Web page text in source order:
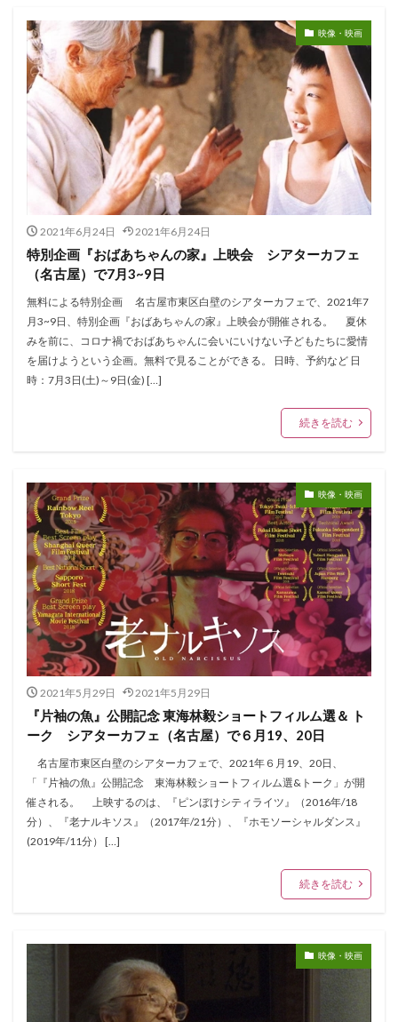
映像・映画
2021年6月24日 2021年6月24日
特別企画『おばあちゃんの家』上映会 シアターカフェ
（名古屋）で7月3~9日
無料による特別企画 名古屋市東区白壁のシアターカフェで、2021年7
月3~9日、特別企画『おばあちゃんの家』上映会が開催される。 夏休
みを前に、コロナ禍でおばあちゃんに会いにいけない子どもたちに愛情
を届けようという企画。無料で見ることができる。 日時、予約など 日
時：7月3日(土)～9日(金) […]
続きを読む
映像・映画
2021年5月29日 2021年5月29日
『片袖の魚』公開記念 東海林毅ショートフィルム選＆ ト
ーク シアターカフェ（名古屋）で６月19、20日
名古屋市東区白壁のシアターカフェで、2021年６月19、20日、
「『片袖の魚』公開記念 東海林毅ショートフィルム選&トーク」が開
催される。 上映するのは、『ピンぼけシティライツ』（2016年/18
分）、『老ナルキソス』（2017年/21分）、『ホモソーシャルダンス』
(2019年/11分） […]
続きを読む
映像・映画